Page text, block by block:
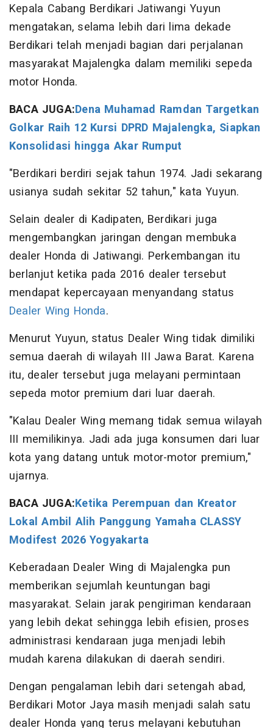
Kepala Cabang Berdikari Jatiwangi Yuyun
mengatakan, selama lebih dari lima dekade
Berdikari telah menjadi bagian dari perjalanan
masyarakat Majalengka dalam memiliki sepeda
motor Honda.
BACA JUGA:Dena Muhamad Ramdan Targetkan
Golkar Raih 12 Kursi DPRD Majalengka, Siapkan
Konsolidasi hingga Akar Rumput
"Berdikari berdiri sejak tahun 1974. Jadi sekarang
usianya sudah sekitar 52 tahun," kata Yuyun.
Selain dealer di Kadipaten, Berdikari juga
mengembangkan jaringan dengan membuka
dealer Honda di Jatiwangi. Perkembangan itu
berlanjut ketika pada 2016 dealer tersebut
mendapat kepercayaan menyandang status
Dealer Wing Honda.
Menurut Yuyun, status Dealer Wing tidak dimiliki
semua daerah di wilayah III Jawa Barat. Karena
itu, dealer tersebut juga melayani permintaan
sepeda motor premium dari luar daerah.
"Kalau Dealer Wing memang tidak semua wilayah
III memilikinya. Jadi ada juga konsumen dari luar
kota yang datang untuk motor-motor premium,"
ujarnya.
BACA JUGA:Ketika Perempuan dan Kreator
Lokal Ambil Alih Panggung Yamaha CLASSY
Modifest 2026 Yogyakarta
Keberadaan Dealer Wing di Majalengka pun
memberikan sejumlah keuntungan bagi
masyarakat. Selain jarak pengiriman kendaraan
yang lebih dekat sehingga lebih efisien, proses
administrasi kendaraan juga menjadi lebih
mudah karena dilakukan di daerah sendiri.
Dengan pengalaman lebih dari setengah abad,
Berdikari Motor Jaya masih menjadi salah satu
dealer Honda yang terus melayani kebutuhan